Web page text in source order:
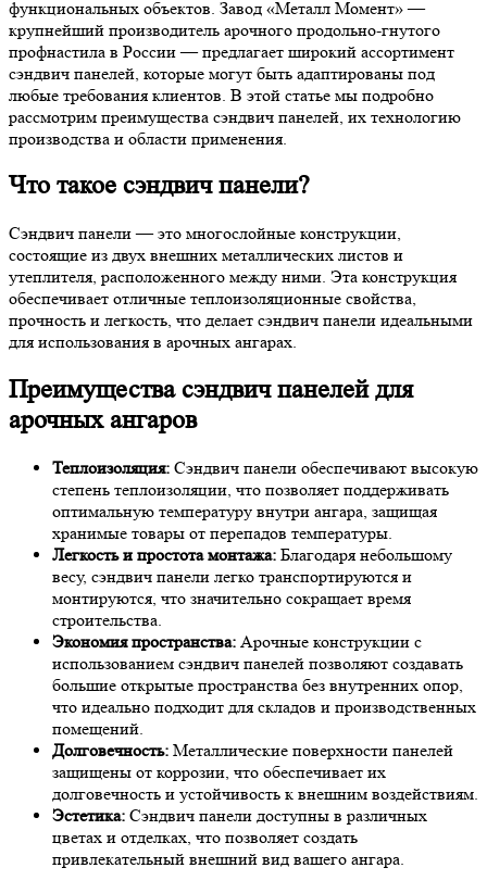
функциональных объектов. Завод «Металл Момент» —
крупнейший производитель арочного продольно-гнутого
профнастила в России — предлагает широкий ассортимент
сэндвич панелей, которые могут быть адаптированы под
любые требования клиентов. В этой статье мы подробно
рассмотрим преимущества сэндвич панелей, их технологию
производства и области применения.
Что такое сэндвич панели?
Сэндвич панели — это многослойные конструкции,
состоящие из двух внешних металлических листов и
утеплителя, расположенного между ними. Эта конструкция
обеспечивает отличные теплоизоляционные свойства,
прочность и легкость, что делает сэндвич панели идеальными
для использования в арочных ангарах.
Преимущества сэндвич панелей для
арочных ангаров
Теплоизоляция: Сэндвич панели обеспечивают высокую
степень теплоизоляции, что позволяет поддерживать
оптимальную температуру внутри ангара, защищая
хранимые товары от перепадов температуры.
Легкость и простота монтажа: Благодаря небольшому
весу, сэндвич панели легко транспортируются и
монтируются, что значительно сокращает время
строительства.
Экономия пространства: Арочные конструкции с
использованием сэндвич панелей позволяют создавать
большие открытые пространства без внутренних опор,
что идеально подходит для складов и производственных
помещений.
Долговечность: Металлические поверхности панелей
защищены от коррозии, что обеспечивает их
долговечность и устойчивость к внешним воздействиям.
Эстетика: Сэндвич панели доступны в различных
цветах и отделках, что позволяет создать
привлекательный внешний вид вашего ангара.